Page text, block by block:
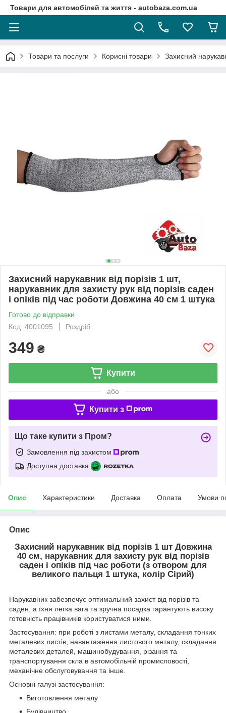
Товари для автомобілей та життя - autobaza.com.ua
Товари та послуги Корисні товари Захисний
Захисний нарукавник від порізів 1 шт,
нарукавник для захисту рук від порізів саден
і опіків під час роботи Довжина 40 см 1 штука
Готово до відправки
Код: 4001095
Роздріб
349 ₴
Купити
або
Купити з
Що таке купити з Пром?
Замовлення під захистом
Доступна доставка
Опис Характеристики Доставка Оплата Умови
Опис
Захисний нарукавник від порізів 1 шт Довжина
40 см, нарукавник для захисту рук від порізів
саден і опіків під час роботи (з отвором для
великого пальця 1 штука, колір Сірий)
Hарукавник забезпечує оптимальний захист від порізів та
саден, а їхня легка вага та зручна посадка гарантують високу
готовність працівників користуватися ними.
Застосування: при роботі з листами металу, складання тонких
металевих листів, навантаження листового металу, складання
металевих деталей, машинобудування, різання та
транспортування скла в автомобільній промисловості,
механічне обслуговування та інше.
Основні галузі застосування:
Виготовлення металу
Будівництво